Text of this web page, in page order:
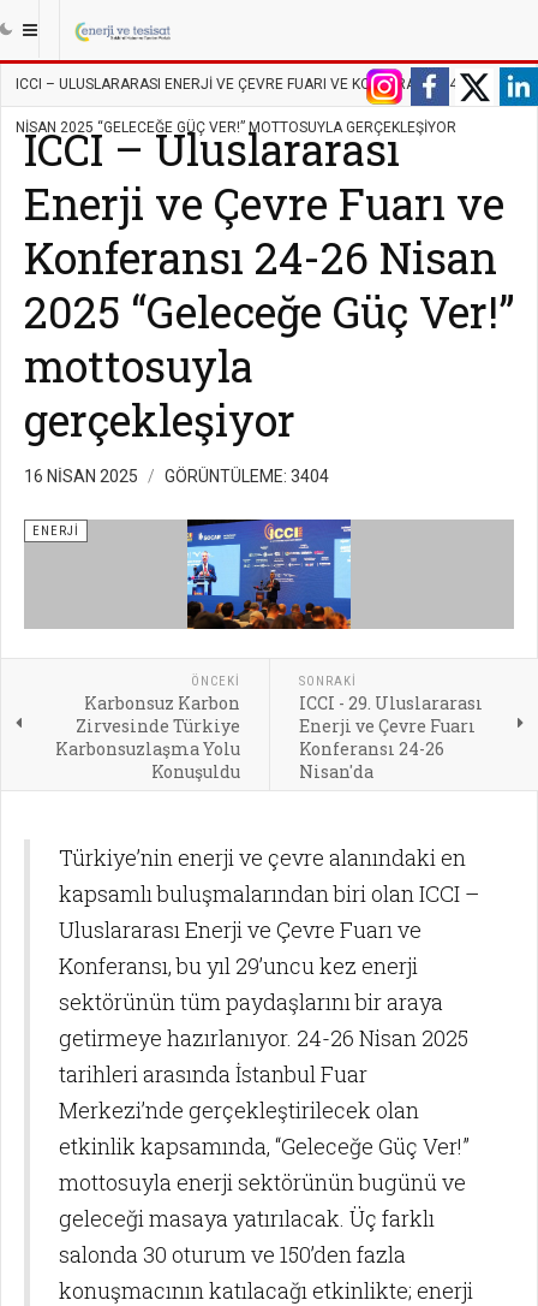
||| ANASAYFA ENERJI
ICCI – ULUSLARARASI ENERJI VE ÇEVRE FUARI VE KONFERANSI 24-26
NISAN 2025 “GELECEĞE GÜÇ VER!” MOTTOSUYLA GERÇEKLEŞIYOR
ICCI – Uluslararası
Enerji ve Çevre Fuarı ve
Konferansı 24-26 Nisan
2025 “Geleceğe Güç Ver!”
mottosuyla
gerçekleşiyor
16 NISAN 2025 GÖRÜNTÜLEME: 3404
ENERJI
ÖNCEKI
Karbonsuz Karbon
Zirvesinde Türkiye
Karbonsuzlaşma Yolu
Konuşuldu
SONRAKI
ICCI - 29. Uluslararası
Enerji ve Çevre Fuarı
Konferansı 24-26
Nisan'da
Türkiye’nin enerji ve çevre alanındaki en
kapsamlı buluşmalarından biri olan ICCI –
Uluslararası Enerji ve Çevre Fuarı ve
Konferansı, bu yıl 29’uncu kez enerji
sektörünün tüm paydaşlarını bir araya
getirmeye hazırlanıyor. 24-26 Nisan 2025
tarihleri arasında İstanbul Fuar
Merkezi’nde gerçekleştirilecek olan
etkinlik kapsamında, “Geleceğe Güç Ver!”
mottosuyla enerji sektörünün bugünü ve
geleceği masaya yatırılacak. Üç farklı
salonda 30 oturum ve 150’den fazla
konuşmacının katılacağı etkinlikte; enerji